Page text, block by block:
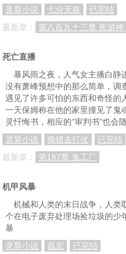
灵异小说
七分无奈
已完结
最新章：
第八百九十三章 夜游神
死亡直播
暴风雨之夜，人气女主播白静
没有萧峰预想中的那么简单，调
遇见了许多可怕的东西和奇怪的
一天保姆称在他的家里撞见了鬼
灵忏悔书，相应的“审判书”也会
灵异小说
骑猪去打仗
已完结
最新章：
第187章 鬼工厂
机甲风暴
机械和人类的末日战争，人类
个在电子废弃处理场捡垃圾的少
暴
灵异小说
昌宏
已完结